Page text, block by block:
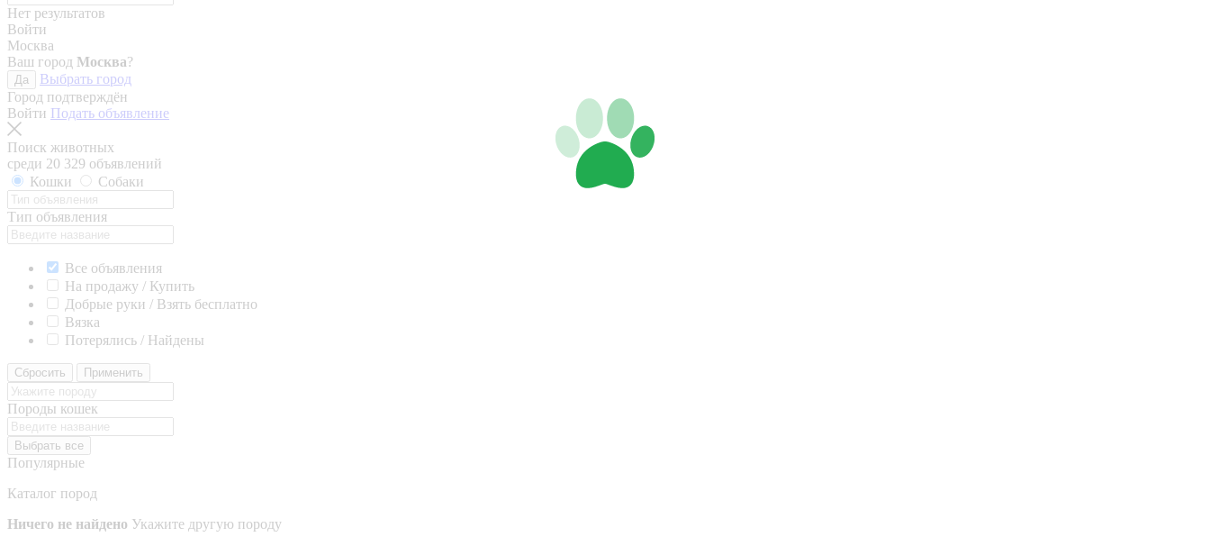
Нет результатов
Войти
Москва
Ваш город Москва?
Да
Выбрать город
Город подтверждён
Войти Подать объявление
Поиск животных
среди 20 329 объявлений
Кошки
Собаки
Тип объявления
Все объявления
На продажу / Купить
Добрые руки / Взять бесплатно
Вязка
Потерялись / Найдены
Сбросить Применить
Породы кошек
Выбрать все
Популярные
Каталог пород
Ничего не найдено Укажите другую породу